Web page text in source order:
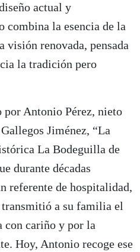
actual y
combina la esencia de la
visión renovada, pensada
la tradición pero
Antonio Pérez, nieto
Jiménez, “La
La Bodeguilla de
durante décadas
referente de hospitalidad,
a su familia el
con cariño y por la
Hoy, Antonio recoge ese